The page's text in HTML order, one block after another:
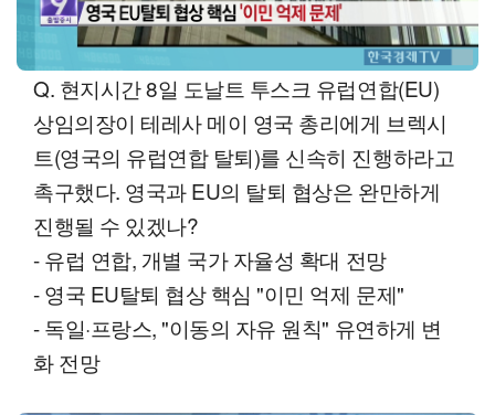
Q. 현지시간 8일 도날트 투스크 유럽연합(EU)
상임의장이 테레사 메이 영국 총리에게 브렉시
트(영국의 유럽연합 탈퇴)를 신속히 진행하라고
촉구했다. 영국과 EU의 탈퇴 협상은 완만하게
진행될 수 있겠나?
- 유럽 연합, 개별 국가 자율성 확대 전망
- 영국 EU탈퇴 협상 핵심 "이민 억제 문제"
- 독일·프랑스, "이동의 자유 원칙" 유연하게 변
화 전망